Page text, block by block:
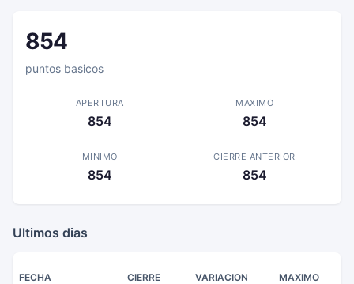
854
puntos basicos
APERTURA
854
MAXIMO
854
MINIMO
854
CIERRE ANTERIOR
854
Ultimos dias
FECHA CIERRE VARIACION MAXIMO